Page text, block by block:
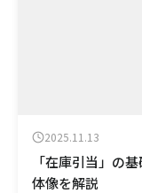
2025.11.13
「在庫引当」の
体像を解説